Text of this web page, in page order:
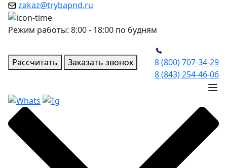
zakaz@trybapnd.ru
Режим работы: 8:00 - 18:00 по будням
Рассчитать Заказать звонок
8 (800) 707-34-29
8 (843) 254-46-06